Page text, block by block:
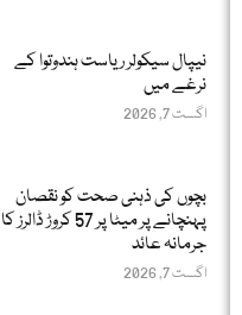
نیپال سیکولر ریاست ہندوتوا کے
نرغے میں
اگست 7, 2026
بچوں کی ذہنی صحت کو نقصان
پہنچانے پر میٹا پر 57 کروڑ ڈالرز کا
جرمانہ عائد
اگست 7, 2026